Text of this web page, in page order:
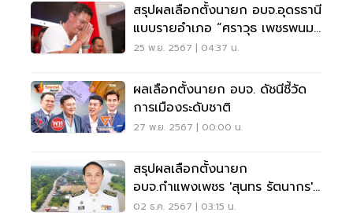
สรุปผลเลือกตั้งนายก อบจ.อุดรธานี
แบบรายอำเภอ “ศราวุธ เพชรพนม
พร" ชนะขาดลอย
25 พ.ย. 2567 | 04:37 น.
ผลเลือกตั้งนายก อบจ. ดัชนีชี้วัด
การเมืองระดับชาติ
27 พ.ย. 2567 | 00:00 น.
สรุปผลเลือกตั้งนายก
อบจ.กำแพงเพชร 'สุนทร รัตนากร'
ชนะขาดพรรคประชาชน
02 ธ.ค. 2567 | 03:15 น.